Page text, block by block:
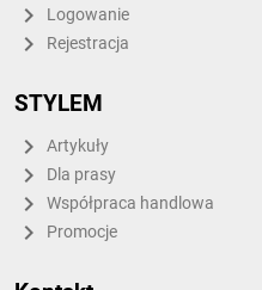
Logowanie
Rejestracja
STYLEM
Artykuły
Dla prasy
Współpraca handlowa
Promocje